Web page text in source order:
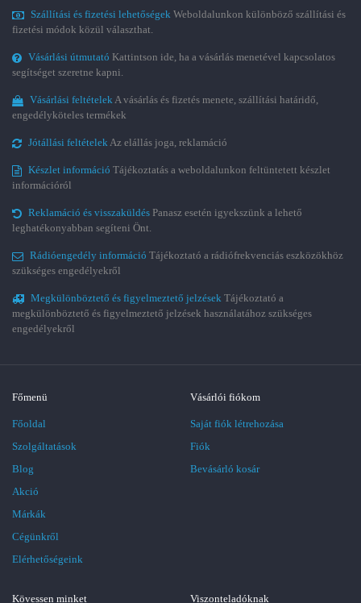
Szállítási és fizetési lehetőségek Weboldalunkon különböző szállítási és
fizetési módok közül választhat.
Vásárlási útmutató Kattintson ide, ha a vásárlás menetével kapcsolatos
segítséget szeretne kapni.
Vásárlási feltételekA vásárlás és fizetés menete, szállítási határidő,
engedélyköteles termékek
Jótállási feltételekAz elállás joga, reklamáció
Készlet információ Tájékoztatás a weboldalunkon feltüntetett készlet
információról
Reklamáció és visszaküldés Panasz esetén igyekszünk a lehető
leghatékonyabban segíteni Önt.
Rádióengedély információ Tájékoztató a rádiófrekvenciás eszközökhöz
szükséges engedélyekről
Megkülönböztető és figyelmeztető jelzések Tájékoztató a
megkülönböztető és figyelmeztető jelzések használatához szükséges
engedélyekről
Főmenü
Főoldal
Szolgáltatások
Blog
Akció
Márkák
Cégünkről
Elérhetőségeink
Vásárlói fiókom
Saját fiók létrehozása
Fiók
Bevásárló kosár
Kövessen minket Viszonteladóknak